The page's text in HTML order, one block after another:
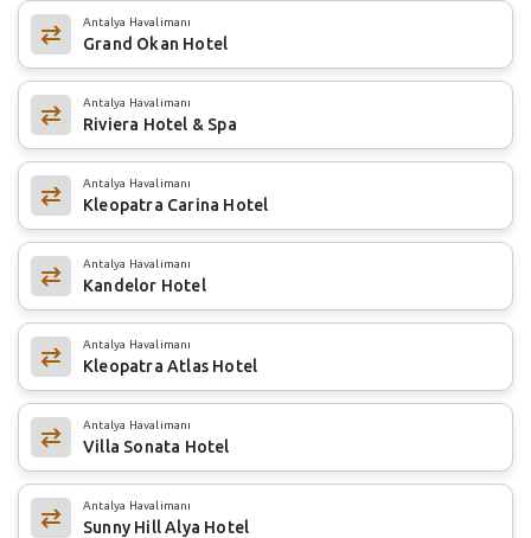
Antalya Havalimanı
Grand Okan Hotel
Antalya Havalimanı
Riviera Hotel & Spa
Antalya Havalimanı
Kleopatra Carina Hotel
Antalya Havalimanı
Kandelor Hotel
Antalya Havalimanı
Kleopatra Atlas Hotel
Antalya Havalimanı
Villa Sonata Hotel
Antalya Havalimanı
Sunny Hill Alya Hotel